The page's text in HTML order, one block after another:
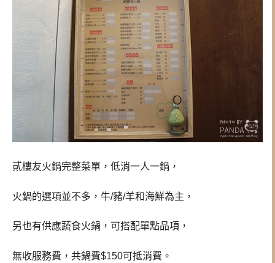
貳樓友火鍋完整菜單，低消一人一鍋，
火鍋的選項並不多，牛/豬/羊和海鮮為主，
另也有供應蔬食火鍋，可搭配單點品項，
無收服務費，共鍋費$150可抵消費。